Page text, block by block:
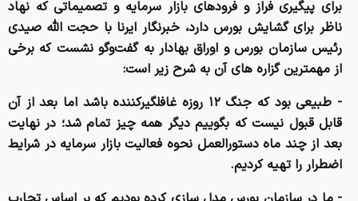
برای پیگیری فراز و فرودهای بازار سرمایه و تصمیماتی که نهاد
ناظر برای گشایش بورس دارد، خبرنگار ایرنا با حجت الله صیدی
رئیس سازمان بورس و اوراق بهادار به گفت‌وگو نشست که برخی
از مهمترین گزاره های آن به شرح زیر است:
- طبیعی بود که جنگ ۱۲ روزه غافلگیرکننده باشد اما بعد از آن
قابل قبول نیست که بگوییم دیگر همه چیز تمام شد؛ در نهایت
بعد از چند ماه دستورالعمل نحوه فعالیت بازار سرمایه در شرایط
اضطرار را تهیه کردیم.